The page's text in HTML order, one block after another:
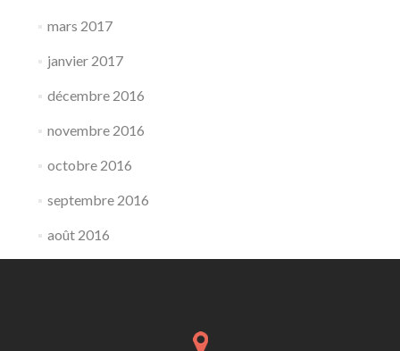
mars 2017
janvier 2017
décembre 2016
novembre 2016
octobre 2016
septembre 2016
août 2016